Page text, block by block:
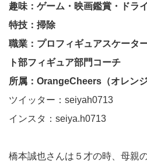
趣味：ゲーム・映画鑑賞・ドラ
特技：掃除
職業：プロフィギュアスケータ
ト部フィギュア部門コーチ
所属：OrangeCheers（オレンジ
ツイッター：seiyah0713
インスタ：seiya.h0713
橋本誠也さんは５才の時、母親